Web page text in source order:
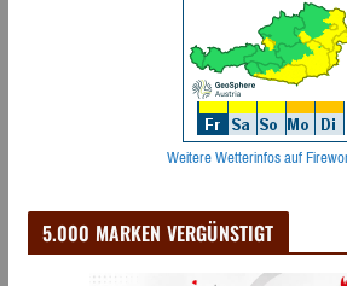
Weitere Wetterinfos auf
5.000 MARKEN VERGÜNSTIGT